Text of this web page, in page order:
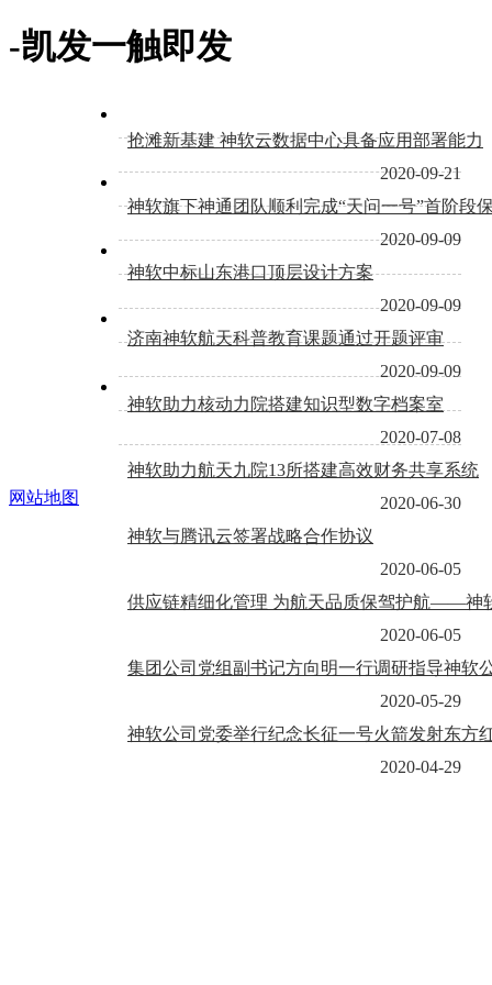
-凯发一触即发
抢滩新基建 神软云数据中心具备应用部署能力
2020-09-21
神软旗下神通团队顺利完成“天问一号”首阶段
2020-09-09
神软中标山东港口顶层设计方案
2020-09-09
济南神软航天科普教育课题通过开题评审
2020-09-09
神软助力核动力院搭建知识型数字档案室
2020-07-08
神软助力航天九院13所搭建高效财务共享系统
2020-06-30
神软与腾讯云签署战略合作协议
2020-06-05
供应链精细化管理 为航天品质保驾护航——神
2020-06-05
集团公司党组副书记方向明一行调研指导神软
2020-05-29
神软公司党委举行纪念长征一号火箭发射东方
2020-04-29
网站地图